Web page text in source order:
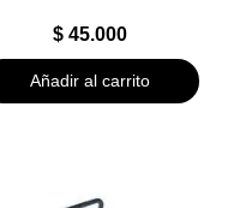
$ 45.000
Añadir al carrito